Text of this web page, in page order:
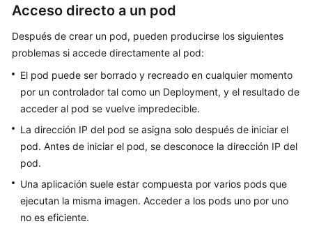
iniciales
Guía
del
usuario
Operaciones
y
soluciones
de
alto
riesgo
Acceso directo a un pod
Después de crear un pod, pueden producirse los siguientes
problemas si accede directamente al pod:
El pod puede ser borrado y recreado en cualquier momento
por un controlador tal como un Deployment, y el resultado de
acceder al pod se vuelve impredecible.
La dirección IP del pod se asigna solo después de iniciar el
pod. Antes de iniciar el pod, se desconoce la dirección IP del
pod.
Una aplicación suele estar compuesta por varios pods que
ejecutan la misma imagen. Acceder a los pods uno por uno
no es eficiente.